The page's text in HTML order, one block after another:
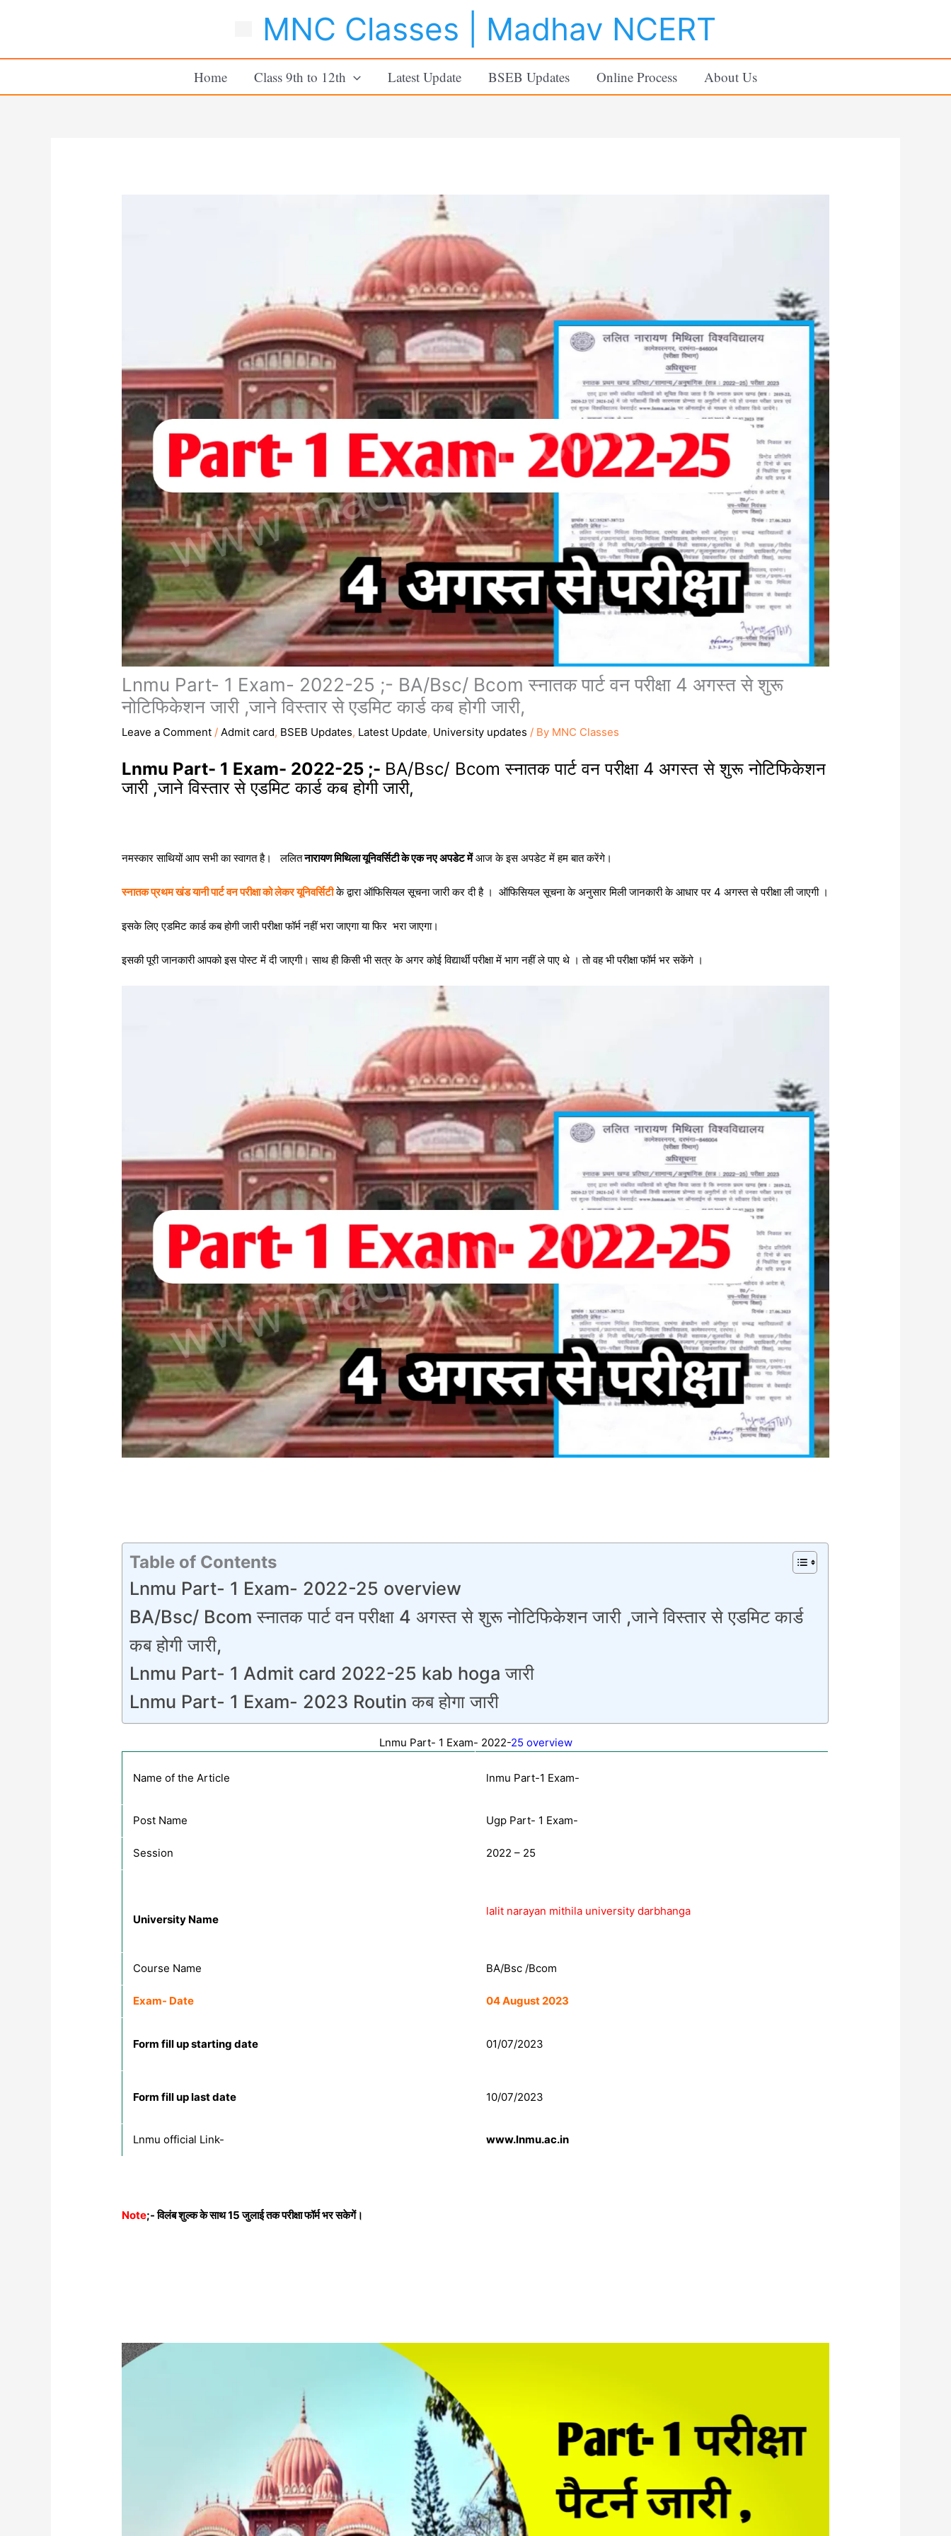
MNC Classes | Madhav NCERT
Home Class 9th to 12th Latest Update BSEB Updates Online Process About Us
Lnmu Part- 1 Exam- 2022-25 ;- BA/Bsc/ Bcom स्नातक पार्ट वन परीक्षा 4 अगस्त से शुरू
नोटिफिकेशन जारी ,जाने विस्तार से एडमिट कार्ड कब होगी जारी,
Leave a Comment /Admit card, BSEB Updates, Latest Update, University updates / By MNC Classes
Lnmu Part- 1 Exam- 2022-25 ;- BA/Bsc/ Bcom स्नातक पार्ट वन परीक्षा 4 अगस्त से शुरू नोटिफिकेशन
जारी ,जाने विस्तार से एडमिट कार्ड कब होगी जारी,
नमस्कार साथियों आप सभी का स्वागत है। ललितनारायण मिथिला यूनिवर्सिटी के एक नए अपडेट मेंआज के इस अपडेट में हम बात करेंगे।
स्नातक प्रथम खंड यानी पार्ट वन परीक्षा को लेकर यूनिवर्सिटीके द्वारा ऑफिसियल सूचना जारी कर दी है । ऑफिसियल सूचना के अनुसार मिली जानकारी के आधार पर 4 अगस्त से परीक्षा ली जाएगी ।
इसके लिए एडमिट कार्ड कब होगी जारी परीक्षा फॉर्म नहीं भरा जाएगा या फिर भरा जाएगा।
इसकी पूरी जानकारी आपको इस पोस्ट में दी जाएगी। साथ ही किसी भी सत्र के अगर कोई विद्यार्थी परीक्षा में भाग नहीं ले पाए थे । तो वह भी परीक्षा फॉर्म भर सकेंगे ।
Table of Contents
Lnmu Part- 1 Exam- 2022-25 overview
BA/Bsc/ Bcom स्नातक पार्ट वन परीक्षा 4 अगस्त से शुरू नोटिफिकेशन जारी ,जाने विस्तार से एडमिट कार्ड
कब होगी जारी,
Lnmu Part- 1 Admit card 2022-25 kab hoga जारी
Lnmu Part- 1 Exam- 2023 Routin कब होगा जारी
Lnmu Part- 1 Exam- 2022-25 overview
Name of the Article lnmu Part-1 Exam-
Post Name Ugp Part- 1 Exam-
Session 2022 – 25
University Name
lalit narayan mithila university darbhanga
Course Name BA/Bsc /Bcom
Exam- Date 04 August 2023
Form fill up starting date 01/07/2023
Form fill up last date 10/07/2023
Lnmu official Link- www.lnmu.ac.in
Note;- विलंब शुल्क के साथ 15 जुलाई तक परीक्षा फॉर्म भर सकेगें।